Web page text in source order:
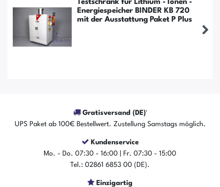
Testschrank für Lithium - Ionen -
Energiespeicher BINDER KB 720
mit der Ausstattung Paket P Plus
Gratisversand (DE)¹
UPS Paket ab 100€ Bestellwert. Zustellung Samstags möglich.
Kundenservice
Mo. - Do. 07:30 - 16:00 | Fr. 07:30 - 15:00
Tel.: 02861 6853 00 (DE).
Einzigartig